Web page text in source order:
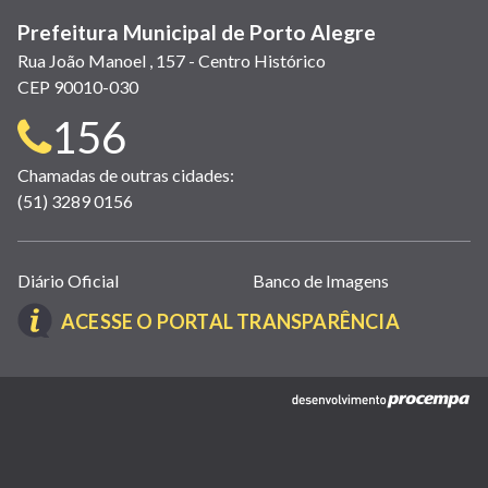
Prefeitura Municipal de Porto Alegre
Rua João Manoel , 157 - Centro Histórico
CEP 90010-030
Telefone
para
contato:
156
Chamadas de outras cidades:
(51) 3289 0156
Links
úteis
(abrem
nova
Diário Oficial Banco de Imagens
ACESSE O PORTAL TRANSPARÊNCIA(LINK
EM
NOVA